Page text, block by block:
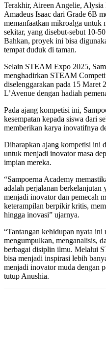
Terakhir, Aireen Angelie,
Amadeus Isaac dari Grade 6B
memanfaatkan mikroalga untuk
sekitar, yang disebut-sebut 10-
Bahkan, proyek ini bisa
tempat duduk di taman.
Selain STEAM Expo 2025,
menghadirkan STEAM
diselenggarakan pada 15 Maret
L’Avenue dengan hadiah
Pada ajang kompetisi ini,
kesempatan kepada siswa dari
memberikan karya inovatifnya
Diharapkan ajang kompetisi ini
untuk menjadi inovator masa
impian mereka.
“Sampoerna Academy
adalah perjalanan berkelanjutan
menjadi inovator dan pemecah
keterampilan berpikir kritis,
hingga inovasi” ujarnya.
“Tantangan kehidupan nyata
mengumpulkan, menganalisis,
berbagai disiplin ilmu. Melalui
bisa menjadi inspirasi lebih
menjadi inovator muda dengan
tutup Anushia.